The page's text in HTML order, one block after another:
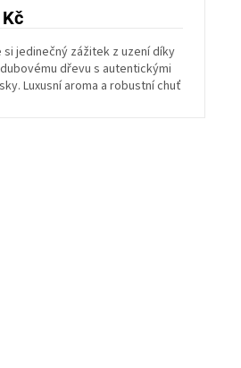
jedinečný zážitek z uzení díky
dřevu s autentickými
Luxusní aroma a robustní chuť